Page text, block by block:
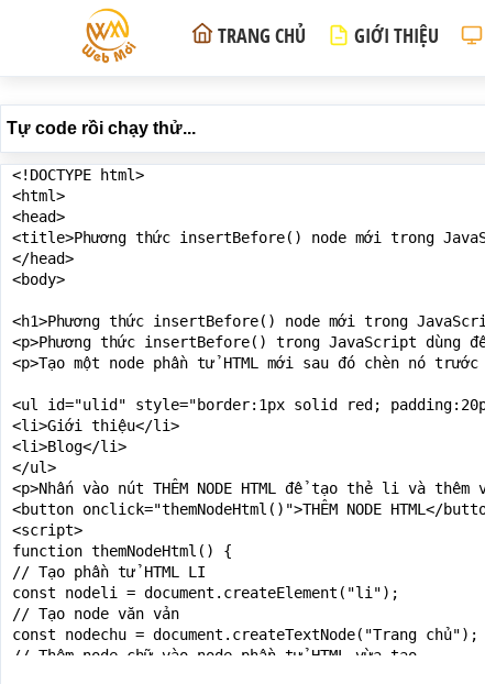
TRANG CHỦ GIỚI THIỆU
Tự code rồi chạy thử...
<!DOCTYPE html>
<html>
<head>
<title>Phương thức insertBefore() node mới trong
</head>
<body>
<h1>Phương thức insertBefore() node mới trong
<p>Phương thức insertBefore() trong JavaScript
<p>Tạo một node phần tử HTML mới sau đó chèn
<ul id="ulid" style="border:1px solid red;
<li>Giới thiệu</li>
<li>Blog</li>
</ul>
<p>Nhấn vào nút THÊM NODE HTML để tạo thẻ li và
<button onclick="themNodeHtml()">THÊM NODE HTML</
<script>
function themNodeHtml() {
// Tạo phần tử HTML LI
const nodeli = document.createElement("li");
// Tạo node văn vản
const nodechu = document.createTextNode("Trang chủ");
// Thêm node chữ vào node phần tử HTML vừa tạo